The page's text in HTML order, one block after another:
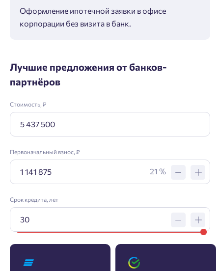
Оформление ипотечной заявки в офисе
корпорации без визита в банк.
Лучшие предложения от банков-
партнёров
Стоимость, ₽
Первоначальный взнос, ₽
21 %
Срок кредита, лет
Пожалуйста, оставьте ваши контакты и мы вам